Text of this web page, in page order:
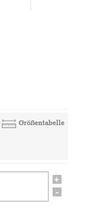
Größentabelle
+
-